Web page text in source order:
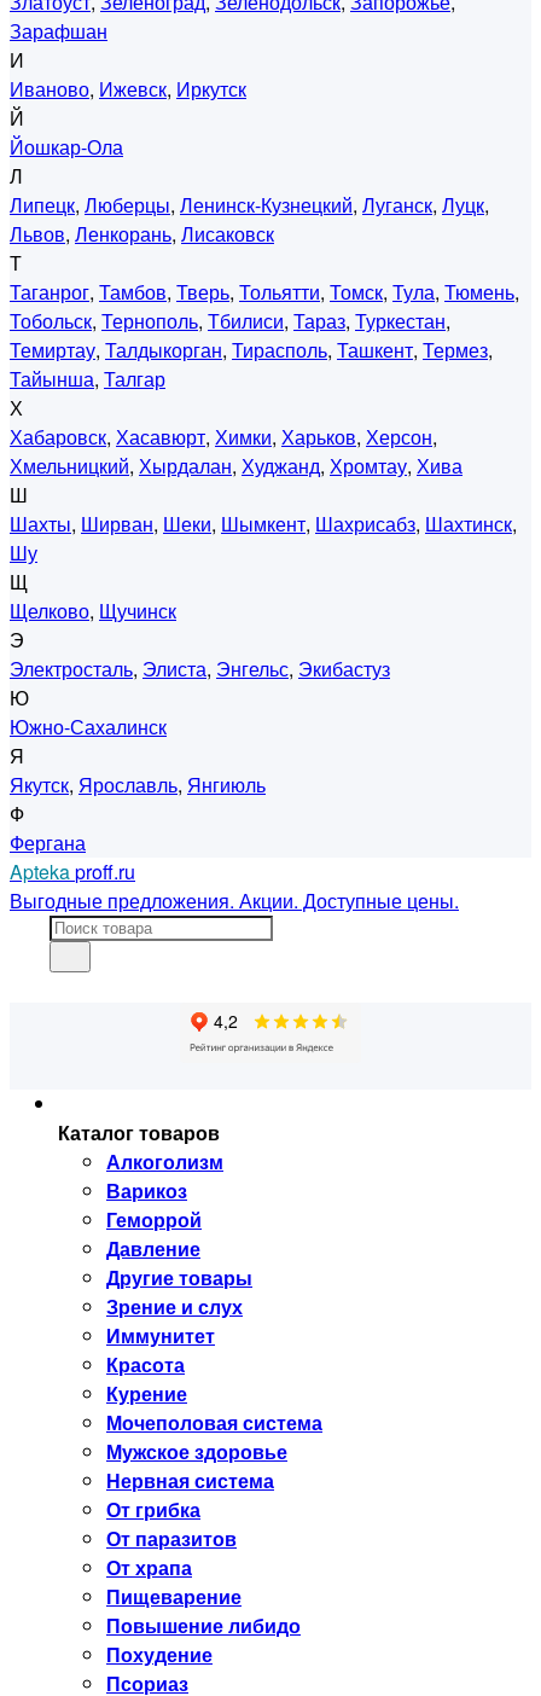
Зарафшан
И
Иваново, Ижевск, Иркутск
Й
Йошкар-Ола
Л
Липецк, Люберцы, Ленинск-Кузнецкий, Луганск, Луцк,
Львов, Ленкорань, Лисаковск
Т
Таганрог, Тамбов, Тверь, Тольятти, Томск, Тула, Тюмень,
Тобольск, Тернополь, Тбилиси, Тараз, Туркестан,
Темиртау, Талдыкорган, Тирасполь, Ташкент, Термез,
Тайынша, Талгар
Х
Хабаровск, Хасавюрт, Химки, Харьков, Херсон,
Хмельницкий, Хырдалан, Худжанд, Хромтау, Хива
Ш
Шахты, Ширван, Шеки, Шымкент, Шахрисабз, Шахтинск,
Шу
Щ
Щелково, Щучинск
Э
Электросталь, Элиста, Энгельс, Экибастуз
Ю
Южно-Сахалинск
Я
Якутск, Ярославль, Янгиюль
Ф
Фергана
Aptekaproff.ru
Выгодные предложения. Акции. Доступные цены.
Каталог товаров
Алкоголизм
Варикоз
Геморрой
Давление
Другие товары
Зрение и слух
Иммунитет
Красота
Курение
Мочеполовая система
Мужское здоровье
Нервная система
От грибка
От паразитов
От храпа
Пищеварение
Повышение либидо
Похудение
Псориаз